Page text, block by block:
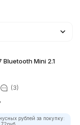
Bluetooth Mini 2.1
(3)
рублей за покупку: